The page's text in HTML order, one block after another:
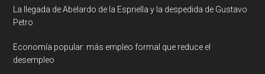
La llegada de Abelardo de la Espriella y la despedida de Gustavo
Petro
Economía popular: más empleo formal que reduce el
desempleo